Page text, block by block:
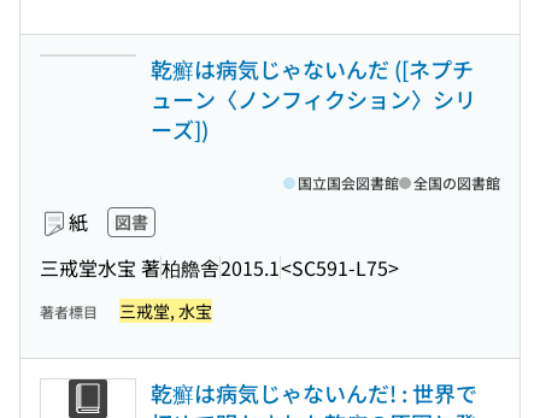
乾癬は病気じゃないんだ ([ネプチ
ューン〈ノンフィクション〉シリ
ーズ])
紙 図書
三戒堂水宝 著柏艪舎2015.1<SC591-L75>
国立国会図書館 全国の図書館
著者標目 三戒堂, 水宝
乾癬は病気じゃないんだ! : 世界で